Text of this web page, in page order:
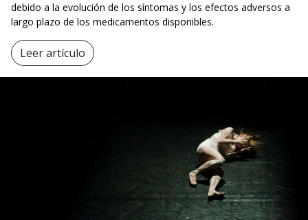
debido a la evolución de los síntomas y los efectos adversos a
largo plazo de los medicamentos disponibles.
Leer artículo